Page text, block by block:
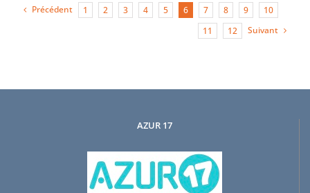
Précédent 1 2 3 4 5 6 7 8 9
10
11
12 Suivant
AZUR 17